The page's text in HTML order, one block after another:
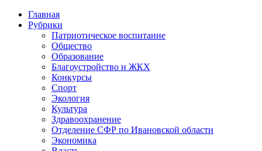
Главная
Рубрики
Патриотическое воспитание
Общество
Образование
Благоустройство и ЖКХ
Конкурсы
Спорт
Экология
Культура
Здравоохранение
Отделение СФР по Ивановской области
Экономика